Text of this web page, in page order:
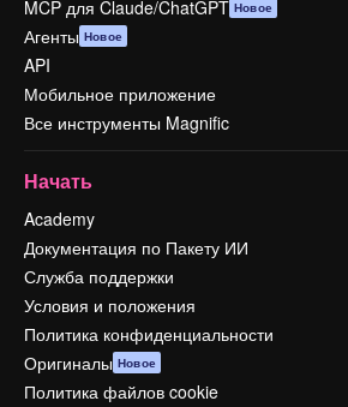
MCP для Claude/ChatGPT Новое
Агенты Новое
API
Мобильное приложение
Все инструменты Magnific
Начать
Academy
Документация по Пакету ИИ
Служба поддержки
Условия и положения
Политика конфиденциальности
Оригиналы Новое
Политика файлов cookie